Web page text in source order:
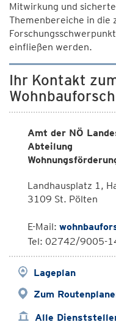
Mitwirkung und
Themenbereiche in die
einfließen werden.
Ihr Kontakt
Amt der NÖ
Abteilung
Landhausplatz 1,
3109 St. Pölten
E-Mail:
Tel: 02742/9005-
Lageplan
Zum
Alle